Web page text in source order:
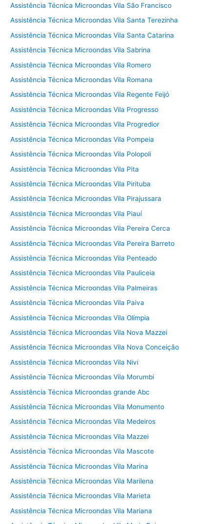
Assistência Técnica Microondas Vila São Francisco
Assistência Técnica Microondas Vila Santa Terezinha
Assistência Técnica Microondas Vila Santa Catarina
Assistência Técnica Microondas Vila Sabrina
Assistência Técnica Microondas Vila Romero
Assistência Técnica Microondas Vila Romana
Assistência Técnica Microondas Vila Regente Feijó
Assistência Técnica Microondas Vila Progresso
Assistência Técnica Microondas Vila Progredior
Assistência Técnica Microondas Vila Pompeia
Assistência Técnica Microondas Vila Polopoli
Assistência Técnica Microondas Vila Pita
Assistência Técnica Microondas Vila Pirituba
Assistência Técnica Microondas Vila Pirajussara
Assistência Técnica Microondas Vila Piauí
Assistência Técnica Microondas Vila Pereira Cerca
Assistência Técnica Microondas Vila Pereira Barreto
Assistência Técnica Microondas Vila Penteado
Assistência Técnica Microondas Vila Pauliceia
Assistência Técnica Microondas Vila Palmeiras
Assistência Técnica Microondas Vila Paiva
Assistência Técnica Microondas Vila Olímpia
Assistência Técnica Microondas Vila Nova Mazzei
Assistência Técnica Microondas Vila Nova Conceição
Assistência Técnica Microondas Vila Nivi
Assistência Técnica Microondas Vila Morumbi
Assistência Técnica Microondas grande Abc
Assistência Técnica Microondas Vila Monumento
Assistência Técnica Microondas Vila Medeiros
Assistência Técnica Microondas Vila Mazzei
Assistência Técnica Microondas Vila Mascote
Assistência Técnica Microondas Vila Marina
Assistência Técnica Microondas Vila Marilena
Assistência Técnica Microondas Vila Marieta
Assistência Técnica Microondas Vila Mariana